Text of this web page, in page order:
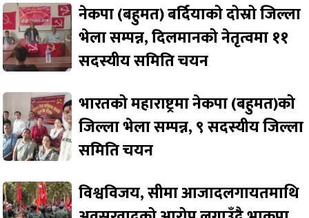
नेकपा (बहुमत) बर्दियाको दोस्रो जिल्ला
भेला सम्पन्न, दिलमानको नेतृत्वमा ११
सदस्यीय समिति चयन
भारतको महाराष्ट्रमा नेकपा (बहुमत)को
जिल्ला भेला सम्पन्न, ९ सदस्यीय जिल्ला
समिति चयन
विश्वविजय, सीमा आजादलगायतमाथि